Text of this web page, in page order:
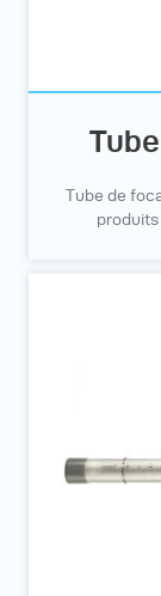
Tube de